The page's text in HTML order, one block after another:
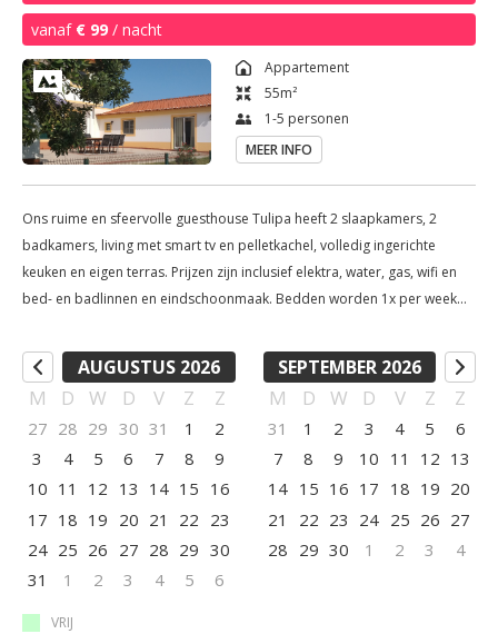
vanaf € 99 / nacht
Appartement
55m²
1-5 personen
MEER INFO
Ons ruime en sfeervolle guesthouse Tulipa heeft 2 slaapkamers, 2
badkamers, living met smart tv en pelletkachel, volledig ingerichte
keuken en eigen terras. Prijzen zijn inclusief elektra, water, gas, wifi en
bed- en badlinnen en eindschoonmaak. Bedden worden 1x per week
4,50 per week ontbijt € 9,50 /pppd
AUGUSTUS 2026
M D W D V Z Z
27 28 29 30 31 1
2
3
4 5 6 7 8
9
10 11 12 13 14 15 16
17 18 19 20 21 22 23
24 25 26 27 28 29 30
31
1 2 3 4 5 6
SEPTEMBER 2026
M D W D V Z Z
31 1 2 3 4 5
6
7
8 9 10 11 12 13
14 15 16 17 18 19 20
21
22 23 24 25 26 27
28 29 30 1 2 3 4
VRIJ